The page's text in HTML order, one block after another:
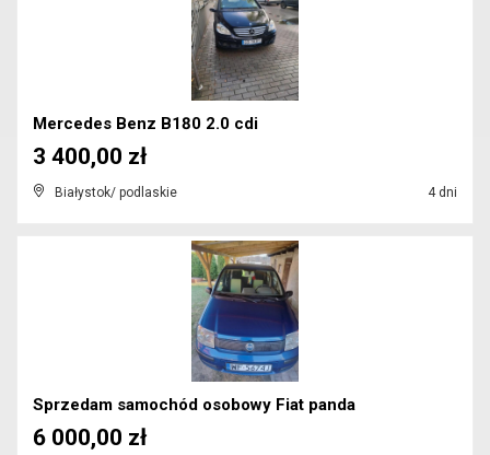
Mercedes Benz B180 2.0 cdi
Białystok/ podlaskie 4 dni
3 400,00 zł
Sprzedam samochód osobowy Fiat panda
6 000,00 zł